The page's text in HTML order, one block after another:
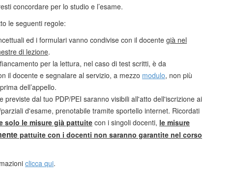
concordare per lo studio e l’esame.
le seguenti regole:
ed i formulari vanno condivise con il docente già nel
di lezione.
per la lettura, nel caso di test scritti, è da
il docente e segnalare al servizio, a mezzo modulo, non più
dell’appello.
previste dal tuo PDP/PEI saranno visibili all'atto dell'iscrizione ai
d'esame, prenotabile tramite sportello internet. Ricordati
solo le misure già pattuite con i singoli docenti, le misure
pattuite con i docenti non saranno garantite nel corso
clicca qui.